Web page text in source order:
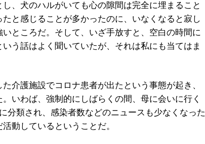
、犬のハルがいても心の隙間は完全に埋まること
と感じることが多かったのに、いなくなると寂し
ところだ。そして、いざ手放すと、空白の時間に
う話はよく聞いていたが、それは私にも当てはま
介護施設でコロナ患者が出たという事態が起き、
いわば、強制的にしばらくの間、母に会いに行く
分類され、感染者数などのニュースも少なくなった
動しているということだ。